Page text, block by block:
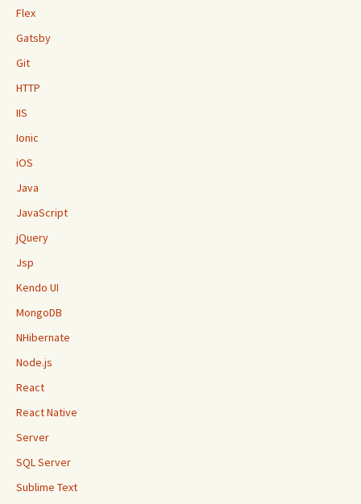
Flex
Gatsby
Git
HTTP
IIS
Ionic
iOS
Java
JavaScript
jQuery
Jsp
Kendo UI
MongoDB
NHibernate
Node.js
React
React Native
Server
SQL Server
Sublime Text